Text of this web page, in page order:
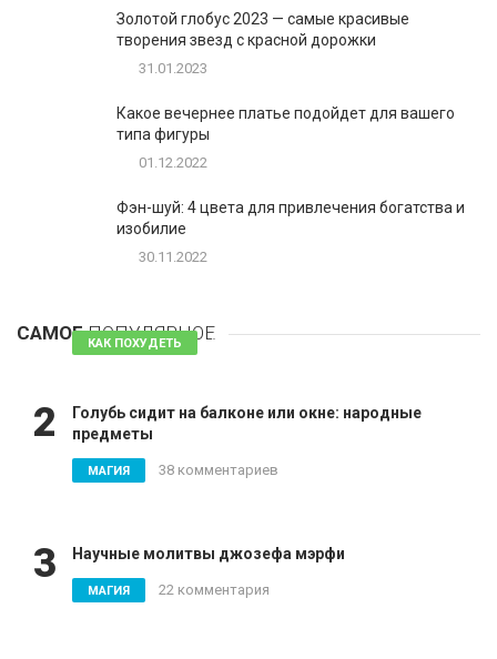
Золотой глобус 2023 — самые красивые
творения звезд с красной дорожки
31.01.2023
Какое вечернее платье подойдет для вашего
типа фигуры
01.12.2022
Фэн-шуй: 4 цвета для привлечения богатства и
изобилие
30.11.2022
САМОЕПОПУЛЯРНОЕ
КАК ПОХУДЕТЬ 81 комментарий
2
Голубь сидит на балконе или окне: народные
предметы
МАГИЯ 38 комментариев
3 Научные молитвы джозефа мэрфи
МАГИЯ 22 комментария